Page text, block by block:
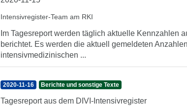
Intensivregister-Team am RKI
Im Tagesreport werden täglich aktuelle Kennzahlen
berichtet. Es werden die aktuell gemeldeten
intensivmedizinischen ...
2020-11-16 Berichte und sonstige Texte
Tagesreport aus dem DIVI-Intensivregister